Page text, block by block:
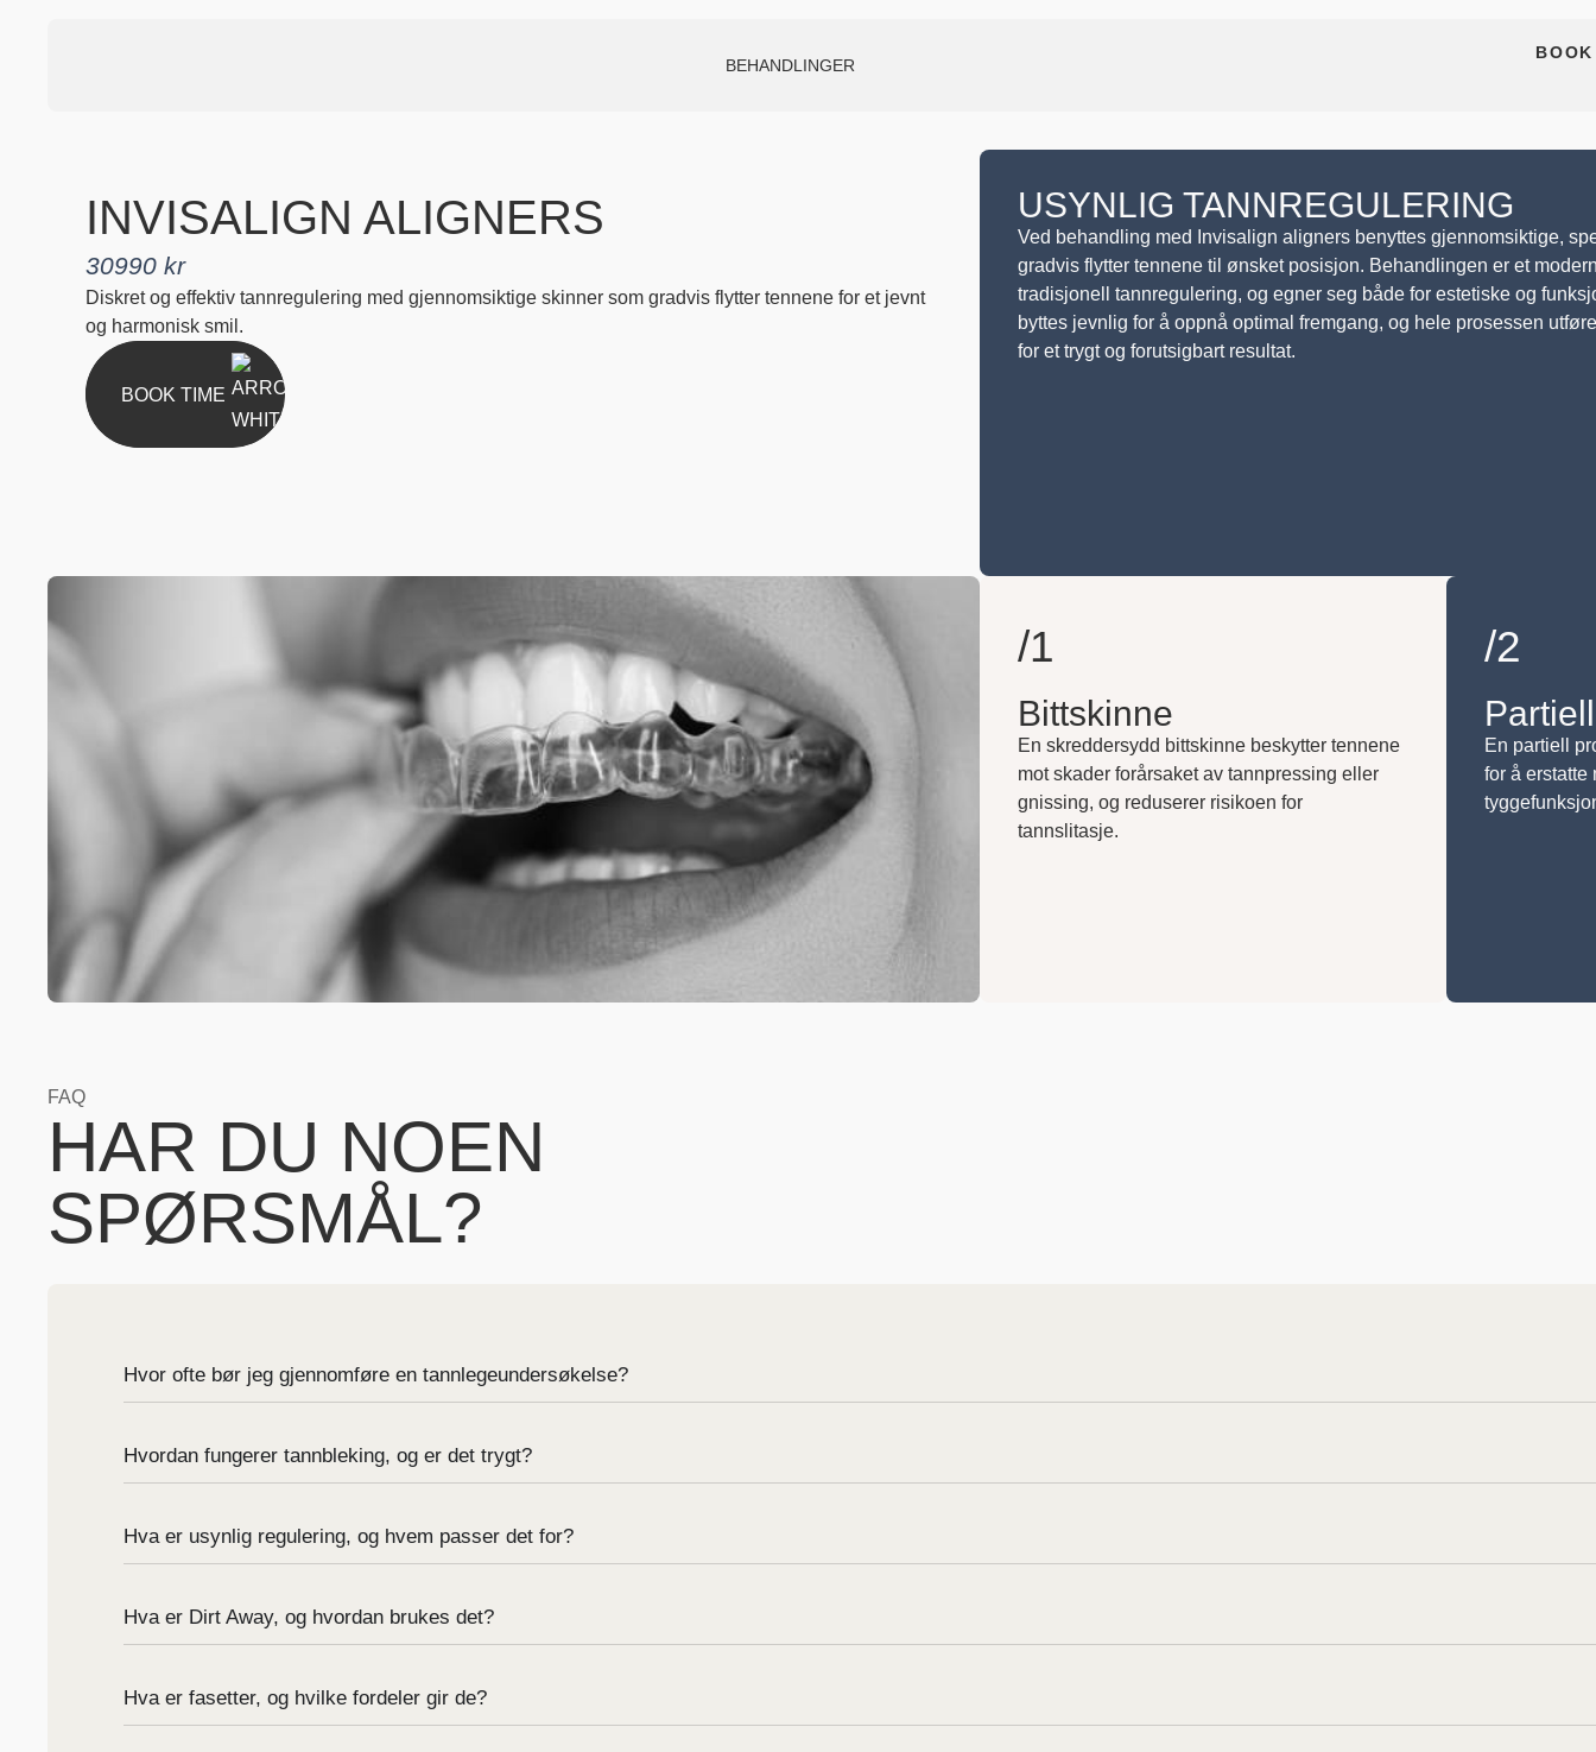
BEHANDLINGER
INVISALIGN ALIGNERS
30990 kr
Diskret og effektiv tannregulering med gjennomsiktige skinner som gradvis flytter tennene for et jevnt
og harmonisk smil.
BOOK TIME
USYNLIG TANNREGULERING
Ved behandling med Invisalign aligners benyttes gjennomsiktige,
gradvis flytter tennene til ønsket posisjon. Behandlingen er et
tradisjonell tannregulering, og egner seg både for estetiske og
byttes jevnlig for å oppnå optimal fremgang, og hele prosessen
for et trygt og forutsigbart resultat.
/1
Bittskinne
En skreddersydd bittskinne beskytter tennene
mot skader forårsaket av tannpressing eller
gnissing, og reduserer risikoen for
tannslitasje.
/2
En partiell
for å erstatte
FAQ
HAR DU NOEN
SPØRSMÅL?
Hvor ofte bør jeg gjennomføre en tannlegeundersøkelse?
Hvordan fungerer tannbleking, og er det trygt?
Hva er usynlig regulering, og hvem passer det for?
Hva er Dirt Away, og hvordan brukes det?
Hva er fasetter, og hvilke fordeler gir de?